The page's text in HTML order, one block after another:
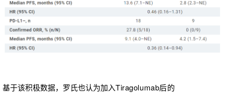
基于该积极数据，罗氏也认为加入Tiragolumab后的